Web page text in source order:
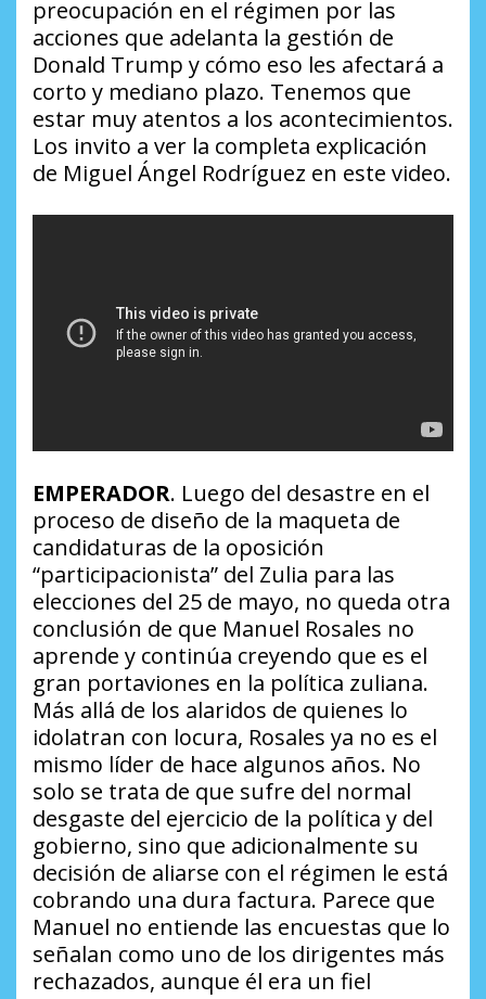
preocupación en el régimen por las
acciones que adelanta la gestión de
Donald Trump y cómo eso les afectará a
corto y mediano plazo. Tenemos que
estar muy atentos a los acontecimientos.
Los invito a ver la completa explicación
de Miguel Ángel Rodríguez en este video.
EMPERADOR. Luego del desastre en el
proceso de diseño de la maqueta de
candidaturas de la oposición
“participacionista” del Zulia para las
elecciones del 25 de mayo, no queda otra
conclusión de que Manuel Rosales no
aprende y continúa creyendo que es el
gran portaviones en la política zuliana.
Más allá de los alaridos de quienes lo
idolatran con locura, Rosales ya no es el
mismo líder de hace algunos años. No
solo se trata de que sufre del normal
desgaste del ejercicio de la política y del
gobierno, sino que adicionalmente su
decisión de aliarse con el régimen le está
cobrando una dura factura. Parece que
Manuel no entiende las encuestas que lo
señalan como uno de los dirigentes más
rechazados, aunque él era un fiel